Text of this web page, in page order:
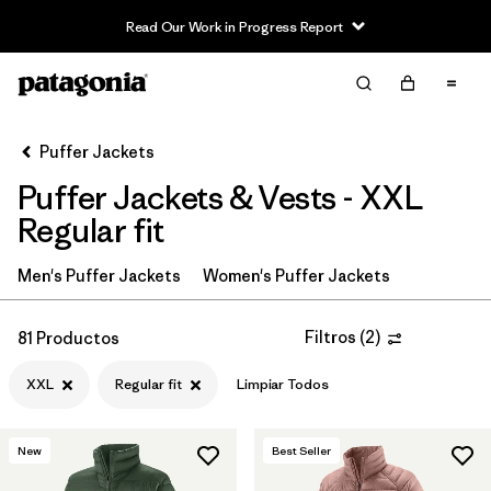
Read Our Work in Progress Report
Filter & Sort Limpiar Todos
Ordenar Por
Filtrar por
Category
Filtrar por
Product Family
Filtrar por
Puffer Jackets
Puffer Jackets & Vests - XXL
Regular fit
Men's Puffer Jackets Women's Puffer Jackets
81 Productos Filtros (2)
XXL Regular fit Limpiar Todos
New Best Seller